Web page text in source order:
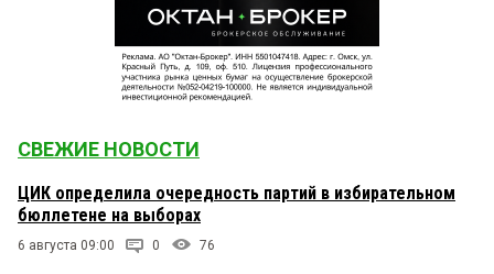
СВЕЖИЕ НОВОСТИ
ЦИК определила очередность партий в избирательном
бюллетене на выборах
6 августа 09:00 0 76